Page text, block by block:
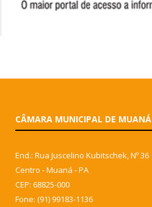
CÂMARA MUNICIPAL DE MUANÁ
End.: Rua Juscelino Kubitschek, Nº 36
Centro - Muaná - PA
CEP: 68825-000
Fone: (91) 99183-1136